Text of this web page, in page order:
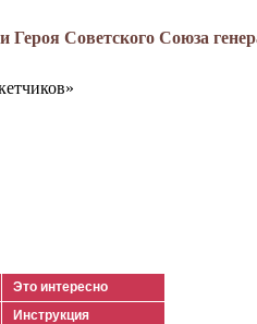
Героя Советского Союза
Это интересно
Инструкция